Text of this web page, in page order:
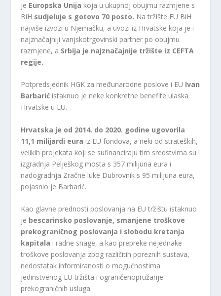
je Europska Unija koja u ukupnoj obujmu razmjene s
BiH sudjeluje s gotovo 70 posto. Na tržište EU BiH
najviše izvozi u Njemačku, a uvozi iz Hrvatske koja je i
najznačajniji vanjskotrgovinski partner po obujmu
razmjene, a Srbija je najznačajnije tržište iz CEFTA
regije.
Potpredsjednik HGK za međunarodne poslove i EU Ivan
Barbarić istaknuo je neke konkretne benefite ulaska
Hrvatske u EU.
Hrvatska je od 2014. do 2020. godine ugovorila
11,1 milijardi eura iz EU fondova, a neki od strateških,
velikih projekata koji se sufinanciraju tim sredstvima su i
izgradnja Pelješkog mosta s 357 milijuna eura i
nadogradnja Zračne luke Dubrovnik s 95 milijuna eura,
pojasnio je Barbarić.
Kao glavne prednosti poslovanja na EU tržištu istaknuo
je bescarinsko poslovanje, smanjene troškove
prekograničnog poslovanja i slobodu kretanja
kapitala i radne snage, a kao prepreke nejednake
troškove poslovanja zbog različitih poreznih sustava,
nedostatak informiranosti o mogućnostima
jedinstvenog EU tržišta i ograničenopružanje
prekograničnih usluga.